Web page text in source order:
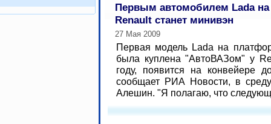
Первым автомобилем Lada
Renault станет минивэн
27 Мая 2009
Первая модель Lada на
была куплена "АвтоВАЗом" у
году, появится на конвейере
сообщает РИА Новости, в
Алешин. "Я полагаю, что